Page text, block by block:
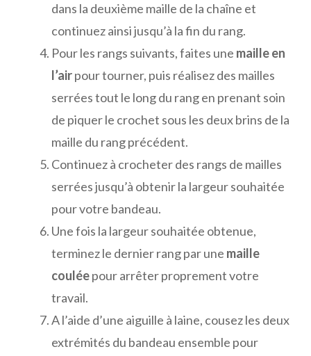
dans la deuxième maille de la chaîne et
continuez ainsi jusqu’à la fin du rang.
Pour les rangs suivants, faites une maille en
l’airpour tourner, puis réalisez des mailles
serrées tout le long du rang en prenant soin
de piquer le crochet sous les deux brins de la
maille du rang précédent.
Continuez à crocheter des rangs de mailles
serrées jusqu’à obtenir la largeur souhaitée
pour votre bandeau.
Une fois la largeur souhaitée obtenue,
terminez le dernier rang par une maille
couléepour arrêter proprement votre
travail.
A l’aide d’une aiguille à laine, cousez les deux
extrémités du bandeau ensemble pour